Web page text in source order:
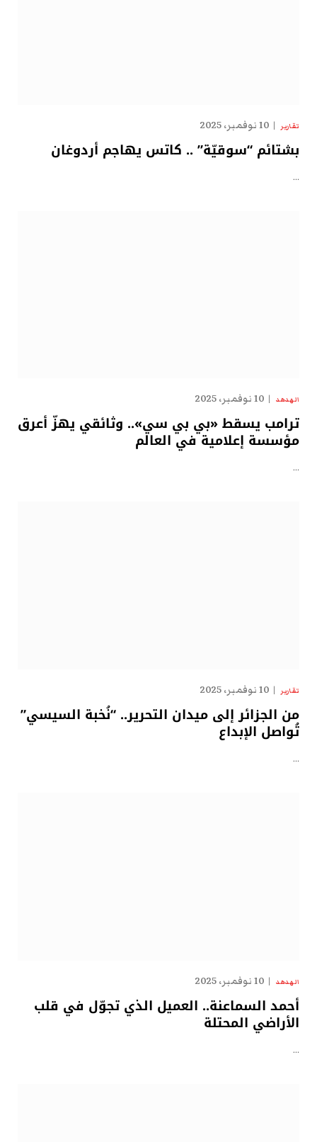
تقارير 10 نوفمبر، 2025
بشتائم “سوقيّة” .. كاتس يهاجم أردوغان
…
الهدهد 10 نوفمبر، 2025
ترامب يسقط «بي بي سي».. وثائقي يهزّ أعرق
مؤسسة إعلامية في العالم
…
تقارير 10 نوفمبر، 2025
من الجزائر إلى ميدان التحرير.. “نُخبة السيسي”
تُواصل الإبداع
…
الهدهد 10 نوفمبر، 2025
أحمد السماعنة.. العميل الذي تجوّل في قلب
الأراضي المحتلة
…